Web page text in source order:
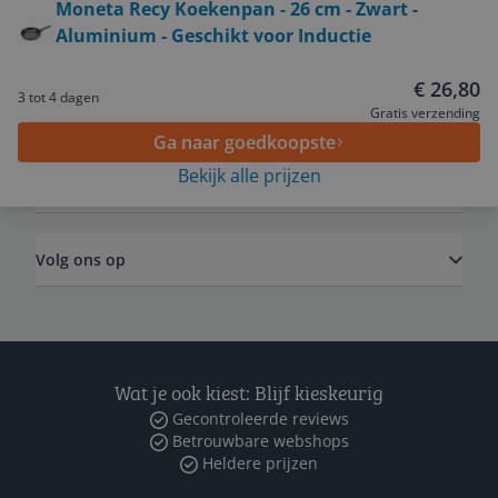
Moneta Recy Koekenpan - 26 cm - Zwart -
Aluminium - Geschikt voor Inductie
3 tot 4 dagen € 26,80
Gratis verzending
Ga naar goedkoopste
Bekijk alle prijzen
Service
Algemeen
Volg ons op
Wat je ook kiest: Blijf kieskeurig
Gecontroleerde reviews
Betrouwbare webshops
Heldere prijzen